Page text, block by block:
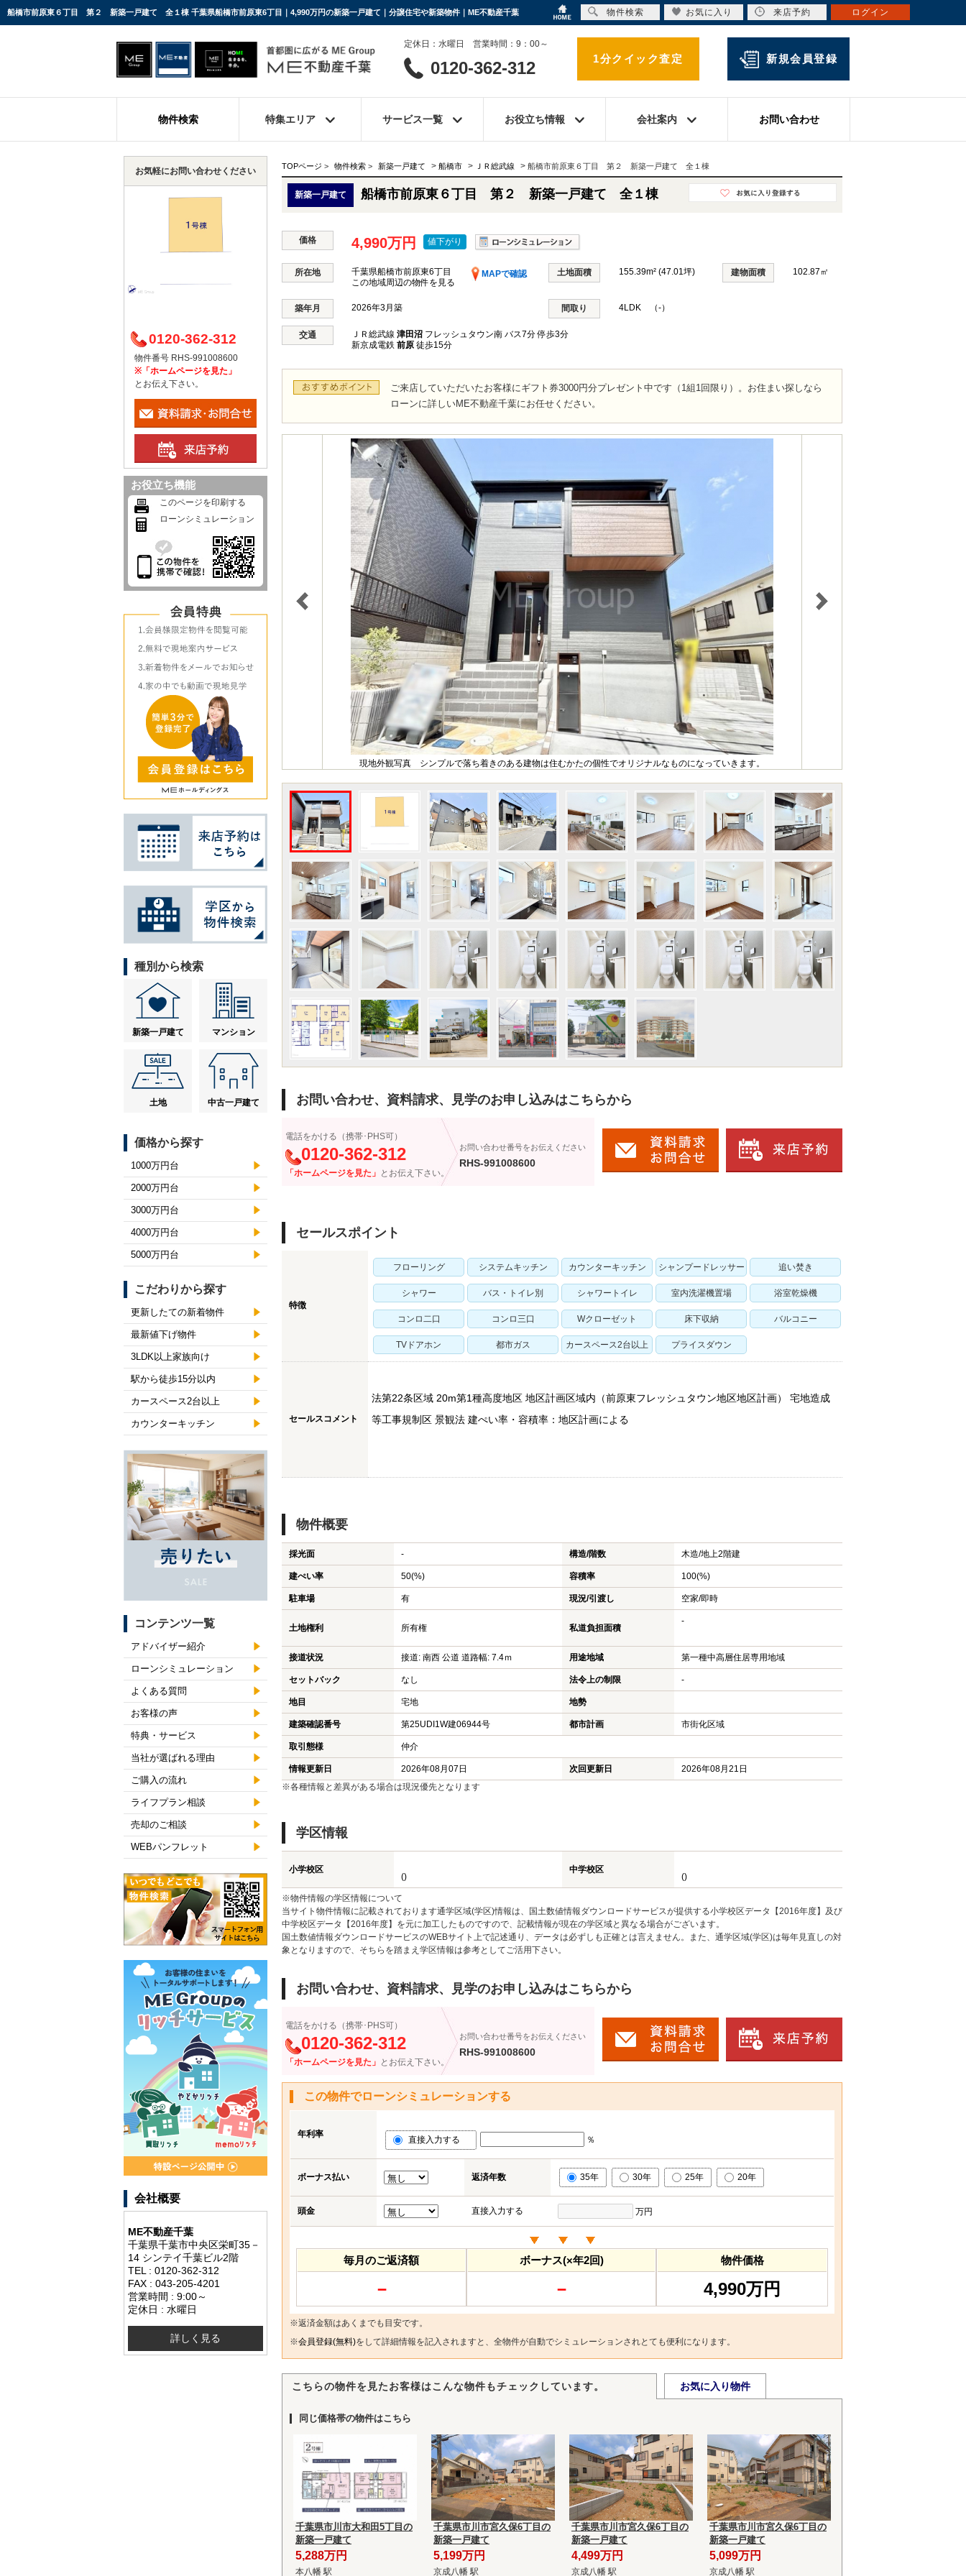
船橋市前原東６丁目 第２ 新築一戸建て 全１棟 千葉県船橋市前原東6丁目｜4,990万円の新築一戸建て｜分譲住宅や新築物件｜ME不動産千葉
定休日：水曜日 営業時間：9：00～
0120-362-312 1分クイック査定 新規会員登録
物件検索 特集エリア サービス一覧 お役立ち情報 会社案内 お問い合わせ
TOPページ > 物件検索 > 新築一戸建て > 船橋市 > ＪＲ総武線 > 船橋市前原東６丁目 第２ 新築一戸建て 全１棟
新築一戸建て 船橋市前原東６丁目 第２ 新築一戸建て 全１棟
価格 4,990万円 値下がり
所在地 千葉県船橋市前原東6丁目
MAPで確認
この地域周辺の物件を見る
土地面積 155.39m² (47.01坪) 建物面積 102.87㎡
築年月 2026年3月築 間取り 4LDK （-）
交通 ＪＲ総武線 津田沼 フレッシュタウン南 バス7分 停歩3分
新京成電鉄 前原 徒歩15分
ご来店していただいたお客様にギフト券3000円分プレゼント中です（1組1回限り）。お住まい探しなら
ローンに詳しいME不動産千葉にお任せください。
現地外観写真 シンプルで落ち着きのある建物は住むかたの個性でオリジナルなものになっていきます。
お問い合わせ、資料請求、見学のお申し込みはこちらから
電話をかける（携帯･PHS可）
0120-362-312
「ホームページを見た」 とお伝え下さい。
お問い合わせ番号をお伝えください
RHS-991008600
セールスポイント
特徴
フローリング システムキッチン カウンターキッチン シャンプードレッサー 追い焚き
シャワー バス・トイレ別 シャワートイレ 室内洗濯機置場 浴室乾燥機
コンロ二口 コンロ三口 Wクローゼット 床下収納 バルコニー
TVドアホン 都市ガス カースペース2台以上 プライスダウン
セールスコメント
法第22条区域 20m第1種高度地区 地区計画区域内（前原東フレッシュタウン地区地区計画） 宅地造成
等工事規制区 景観法 建ぺい率・容積率：地区計画による
物件概要
採光面 - 構造/階数 木造/地上2階建
建ぺい率 50(%) 容積率 100(%)
駐車場 有 現況/引渡し 空家/即時
土地権利 所有権 私道負担面積
-
接道状況 接道: 南西 公道 道路幅: 7.4ｍ 用途地域 第一種中高層住居専用地域
セットバック なし 法令上の制限 -
地目 宅地 地勢
建築確認番号 第25UDI1W建06944号 都市計画 市街化区域
取引態様 仲介
情報更新日 2026年08月07日 次回更新日
2026年08月21日
※各種情報と差異がある場合は現況優先となります
学区情報
小学校区
()
中学校区
()
※物件情報の学区情報について
当サイト物件情報に記載されております通学区域(学区)情報は、国土数値情報ダウンロードサービスが提供する小学校区データ【2016年度】及び
中学校区データ【2016年度】を元に加工したものですので、記載情報が現在の学区域と異なる場合がございます。
国土数値情報ダウンロードサービスのWEBサイト上で記述通り、データは必ずしも正確とは言えません。また、通学区域(学区)は毎年見直しの対
象となりますので、そちらを踏まえ学区情報は参考としてご活用下さい。
お問い合わせ、資料請求、見学のお申し込みはこちらから
電話をかける（携帯･PHS可）
0120-362-312
「ホームページを見た」 とお伝え下さい。
お問い合わせ番号をお伝えください
RHS-991008600
この物件でローンシミュレーションする
年利率
直接入力する ％
ボーナス払い 返済年数 35年 30年 25年 20年
頭金 直接入力する 万円
毎月のご返済額
－
ボーナス(×年2回)
－
物件価格
4,990万円
※返済金額はあくまでも目安です。
※会員登録(無料)をして詳細情報を記入されますと、全物件が自動でシミュレーションされとても便利になります。
こちらの物件を見たお客様はこんな物件もチェックしています。 お気に入り物件
同じ価格帯の物件はこちら
千葉県市川市大和田5丁目の
新築一戸建て
5,288万円
本八幡 駅
千葉県市川市宮久保6丁目の
新築一戸建て
5,199万円
京成八幡 駅
千葉県市川市宮久保6丁目の
新築一戸建て
4,499万円
京成八幡 駅
千葉県市川市宮久保6丁目の
新築一戸建て
5,099万円
京成八幡 駅
お気軽にお問い合わせください
0120-362-312
物件番号 RHS-991008600
※「ホームページを見た」
とお伝え下さい。
お役立ち機能
このページを印刷する
ローンシミュレーション
種別から検索
新築一戸建て マンション
土地 中古一戸建て
価格から探す
1000万円台
2000万円台
3000万円台
4000万円台
5000万円台
こだわりから探す
更新したての新着物件
最新値下げ物件
3LDK以上家族向け
駅から徒歩15分以内
カースペース2台以上
カウンターキッチン
コンテンツ一覧
アドバイザー紹介
ローンシミュレーション
よくある質問
お客様の声
特典・サービス
当社が選ばれる理由
ご購入の流れ
ライフプラン相談
売却のご相談
WEBパンフレット
会社概要
ME不動産千葉
千葉県千葉市中央区栄町35－
14 シンテイ千葉ビル2階
TEL : 0120-362-312
FAX : 043-205-4201
営業時間 : 9:00～
定休日 : 水曜日
詳しく見る
物件検索 お気に入り 来店予約 ログイン